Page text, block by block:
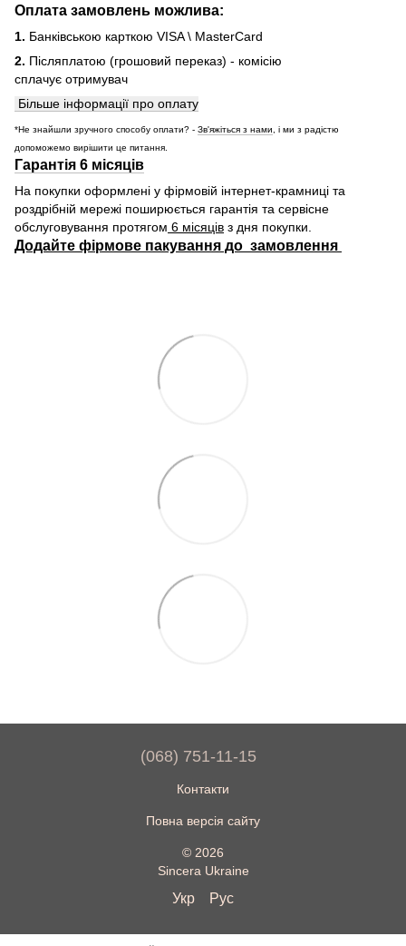
Оплата замовлень можлива:
1. Банківською карткою VISA \ MasterCard
2. Післяплатою (грошовий переказ) - комісію
сплачує отримувач
Більше інформації про оплату
*Не знайшли зручного способу оплати? - Зв'яжіться з нами, і ми з радістю
допоможемо вирішити це питання.
Гарантія 6 місяців
На покупки оформлені у фірмовій інтернет-крамниці та
роздрібній мережі поширюється гарантія та сервісне
обслуговування протягом 6 місяців з дня покупки.
Додайте фірмове пакування до замовлення
(068) 751-11-15
Контакти
Повна версія сайту
© 2026
Sincera Ukraine
Укр Рус